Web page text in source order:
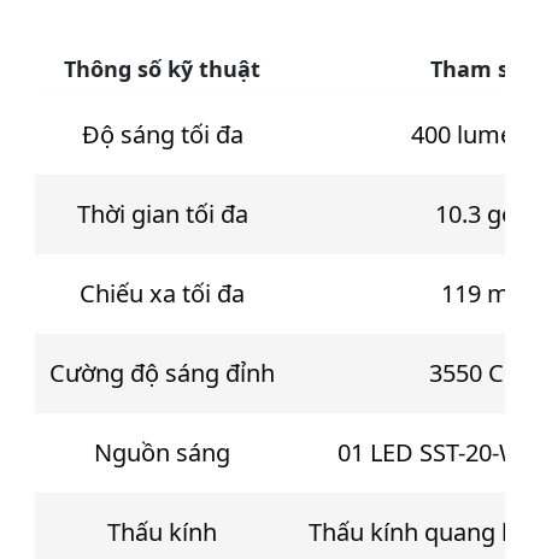
Thông số kỹ thuật Tham số
Độ sáng tối đa 400 lumens
Thời gian tối đa 10.3 gờ
Chiếu xa tối đa 119 m
Cường độ sáng đỉnh 3550 CD
Nguồn sáng 01 LED SST-20-
Thấu kính Thấu kính quang